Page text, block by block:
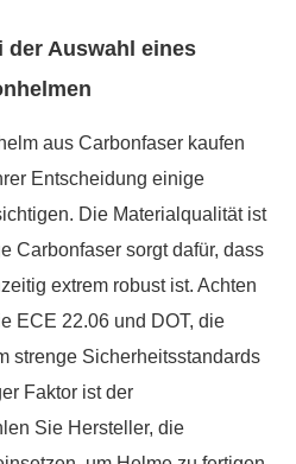
der Auswahl eines
aus Carbonfaser kaufen
Entscheidung einige
Die Materialqualität ist
Carbonfaser sorgt dafür, dass
extrem robust ist. Achten
ECE 22.06 und DOT, die
strenge Sicherheitsstandards
Faktor ist der
Sie Hersteller, die